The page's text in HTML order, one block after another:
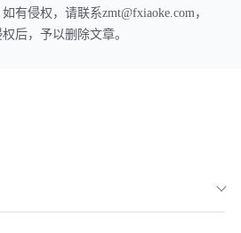
有侵权，请联系zmt@fxiaoke.com，
后，予以删除文章。